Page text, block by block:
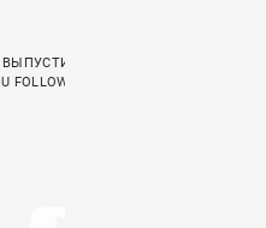
ВЫПУСТИЛИ КЛИП НА ПЕСНЮ
FOLLOW»